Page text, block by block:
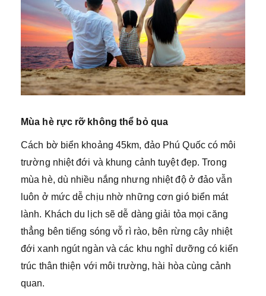
Mùa hè rực rỡ không thể bỏ qua
Cách bờ biển khoảng 45km, đảo Phú Quốc có môi
trường nhiệt đới và khung cảnh tuyệt đẹp. Trong
mùa hè, dù nhiều nắng nhưng nhiệt độ ở đảo vẫn
luôn ở mức dễ chịu nhờ những cơn gió biển mát
lành. Khách du lịch sẽ dễ dàng giải tỏa mọi căng
thẳng bên tiếng sóng vỗ rì rào, bên rừng cây nhiệt
đới xanh ngút ngàn và các khu nghỉ dưỡng có kiến
trúc thân thiện với môi trường, hài hòa cùng cảnh
quan.